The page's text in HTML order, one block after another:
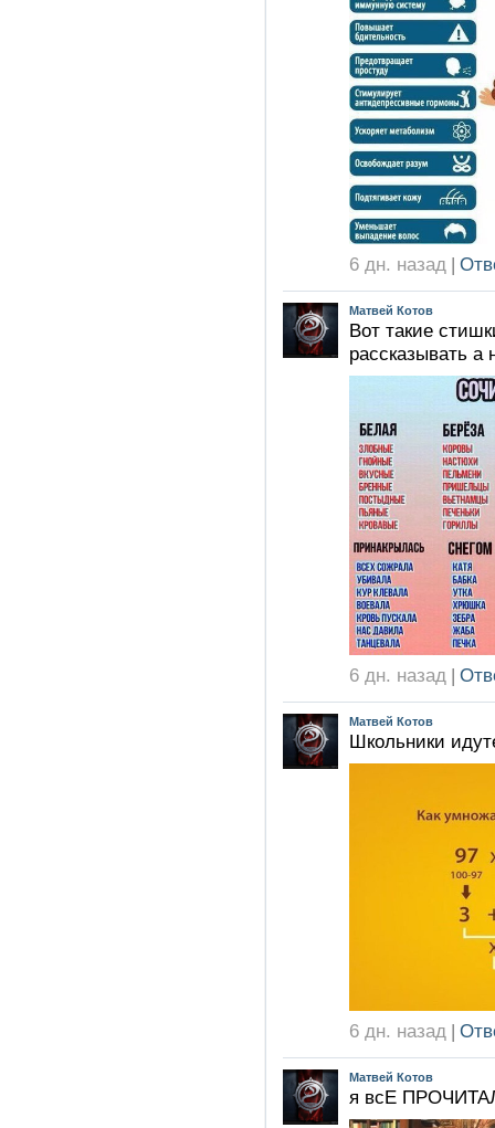
6 дн. назад |
Матвей Котов
Вот такие
рассказывать а
6 дн. назад |
Матвей Котов
Школьники
6 дн. назад |
Матвей Котов
я всЕ